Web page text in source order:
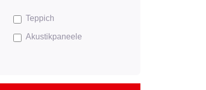
Teppich
Akustikpaneele